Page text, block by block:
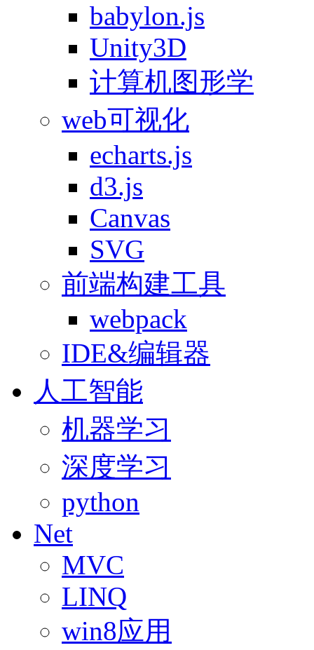
babylon.js
Unity3D
计算机图形学
web可视化
echarts.js
d3.js
Canvas
SVG
前端构建工具
webpack
IDE&编辑器
人工智能
机器学习
深度学习
python
Net
MVC
LINQ
win8应用